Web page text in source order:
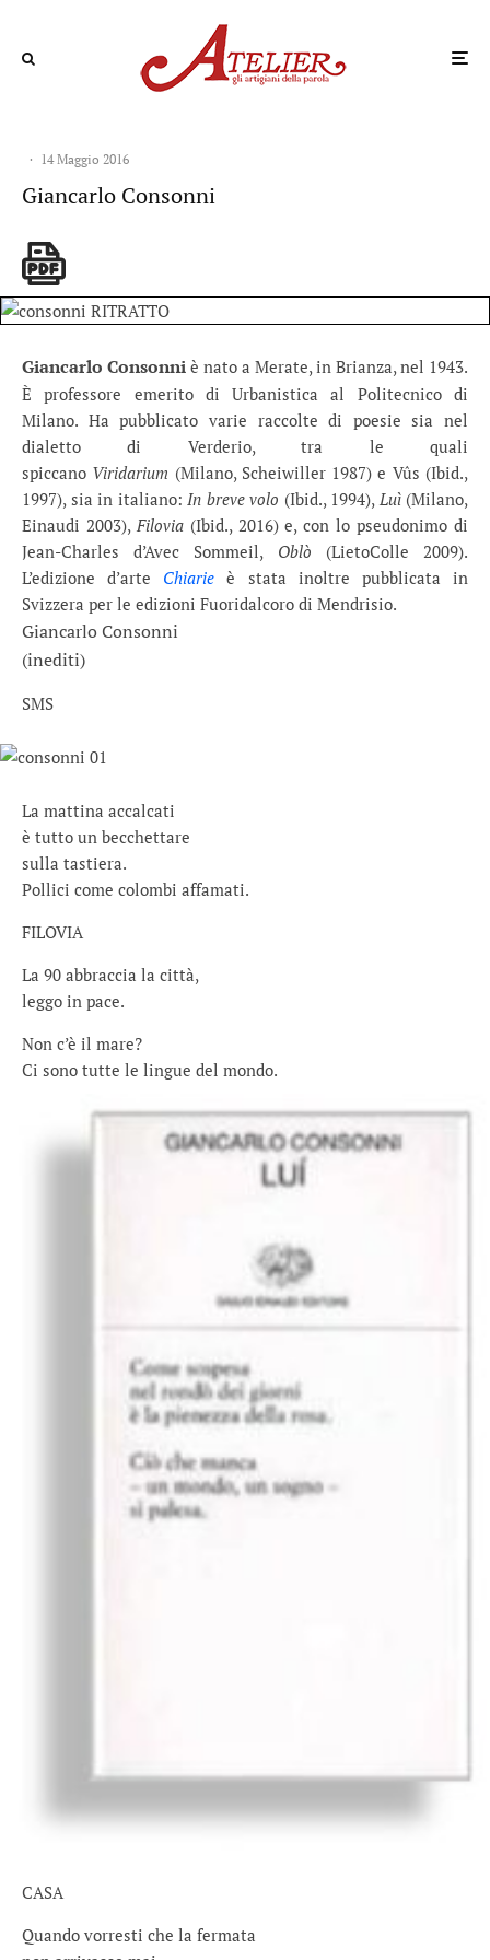
· 14 Maggio 2016
Giancarlo Consonni
Giancarlo Consonni è nato a Merate, in Brianza, nel 1943.
È professore emerito di Urbanistica al Politecnico di
Milano. Ha pubblicato varie raccolte di poesie sia nel
dialetto di Verderio, tra le quali
spiccano Viridarium (Milano, Scheiwiller 1987) e Vûs (Ibid.,
1997), sia in italiano: In breve volo (Ibid., 1994), Luì(Milano,
Einaudi 2003),Filovia(Ibid., 2016) e, con lo pseudonimo di
Jean-Charles d’Avec Sommeil, Oblò (LietoColle 2009).
L’edizione d’arte Chiarie è stata inoltre pubblicata in
Svizzera per le edizioni Fuoridalcoro di Mendrisio.
Giancarlo Consonni
(inediti)
SMS
La mattina accalcati
è tutto un becchettare
sulla tastiera.
Pollici come colombi affamati.
FILOVIA
La 90 abbraccia la città,
leggo in pace.
Non c’è il mare?
Ci sono tutte le lingue del mondo.
CASA
Quando vorresti che la fermata